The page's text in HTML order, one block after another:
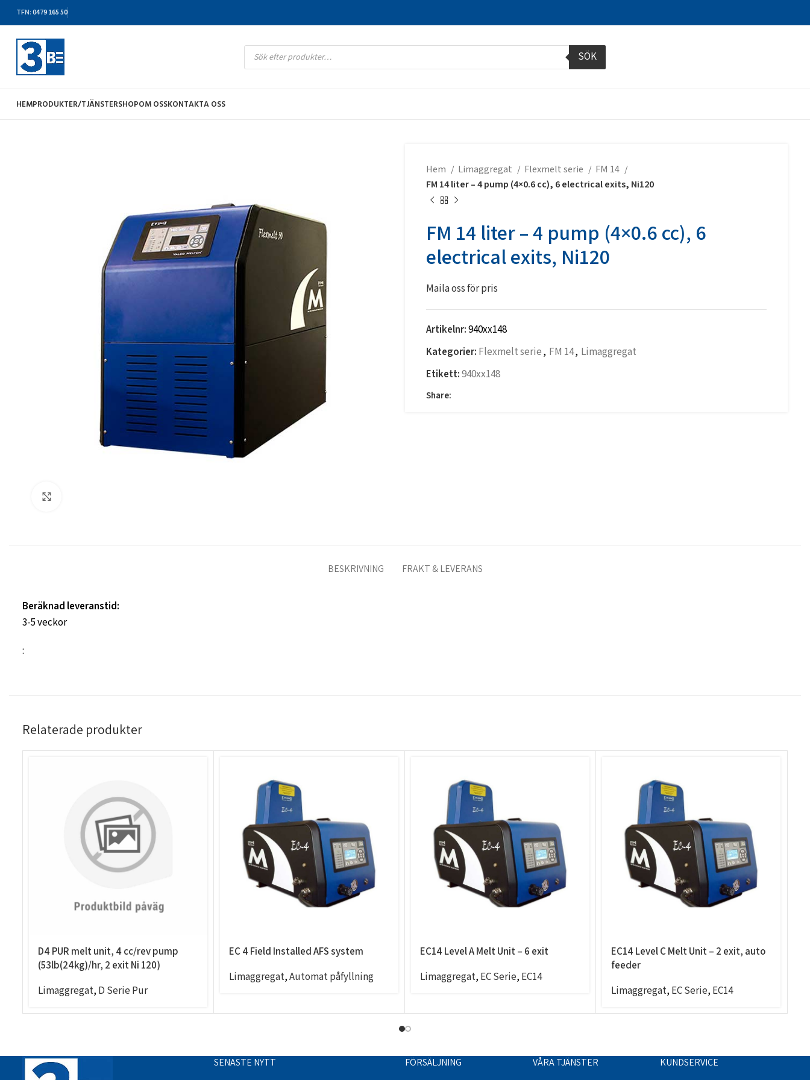
TFN: 0479 165 50
SÖK
HEMPRODUKTER/TJÄNSTERSHOPOM OSSKONTAKTA OSS
Hem Limaggregat Flexmelt serie
FM 14
FM 14 liter – 4 pump (4×0.6 cc), 6 electrical exits, Ni120
FM 14 liter – 4 pump (4×0.6 cc), 6
electrical exits, Ni120
Maila oss för pris
Artikelnr:940xx148
Kategorier: Flexmelt serie, FM 14, Limaggregat
Etikett:940xx148
Share:
BESKRIVNING FRAKT & LEVERANS
Beräknad leveranstid:
3-5 veckor
:
Relaterade produkter
D4 PUR melt unit, 4 cc/rev pump
(53lb(24kg)/hr, 2 exit Ni 120)
Limaggregat, D Serie Pur
EC 4 Field Installed AFS system
Limaggregat,Automat påfyllning
EC14 Level A Melt Unit – 6 exit
Limaggregat, EC Serie, EC14
EC14 Level C Melt Unit – 2 exit, auto
feeder
Limaggregat, EC Serie, EC14
SENASTE NYTT FÖRSÄLJNING VÅRA TJÄNSTER KUNDSERVICE